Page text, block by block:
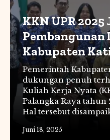
KKN UPR
Pembangunan
Kabupaten
Pemerintah
dukungan penuh
Kuliah Kerja Nyata
Palangka Raya
Hal tersebut
Juni 18, 2025